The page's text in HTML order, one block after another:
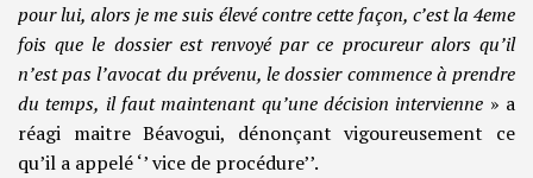
pour lui, alors je me suis élevé contre cette façon, c’est la 4eme
fois que le dossier est renvoyé par ce procureur alors qu’il
n’est pas l’avocat du prévenu, le dossier commence à prendre
du temps, il faut maintenant qu’une décision intervienne » a
réagi maitre Béavogui, dénonçant vigoureusement ce
qu’il a appelé ‘’ vice de procédure’’.